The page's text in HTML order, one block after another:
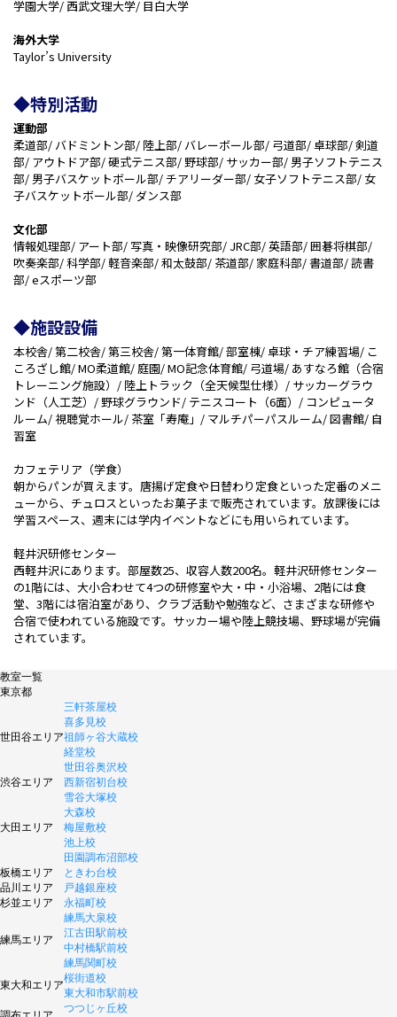
学園大学/ 西武文理大学/ 目白大学
海外大学
Taylor’s University
◆特別活動
運動部
柔道部/ バドミントン部/ 陸上部/ バレーボール部/ 弓道部/ 卓球部/ 剣道
部/ アウトドア部/ 硬式テニス部/ 野球部/ サッカー部/ 男子ソフトテニス
部/ 男子バスケットボール部/ チアリーダー部/ 女子ソフトテニス部/ 女
子バスケットボール部/ ダンス部
文化部
情報処理部/ アート部/ 写真・映像研究部/ JRC部/ 英語部/ 囲碁将棋部/
吹奏楽部/ 科学部/ 軽音楽部/ 和太鼓部/ 茶道部/ 家庭科部/ 書道部/ 読書
部/ eスポーツ部
◆施設設備
本校舎/ 第二校舎/ 第三校舎/ 第一体育館/ 部室棟/ 卓球・チア練習場/ こ
ころざし館/ MO柔道館/ 庭園/ MO記念体育館/ 弓道場/ あすなろ館（合宿
トレーニング施設）/ 陸上トラック（全天候型仕様）/ サッカーグラウ
ンド（人工芝）/ 野球グラウンド/ テニスコート（6面）/ コンピュータ
ルーム/ 視聴覚ホール/ 茶室「寿庵」/ マルチパーパスルーム/ 図書館/ 自
習室
カフェテリア（学食）
朝からパンが買えます。唐揚げ定食や日替わり定食といった定番のメニ
ューから、チュロスといったお菓子まで販売されています。放課後には
学習スペース、週末には学内イベントなどにも用いられています。
軽井沢研修センター
西軽井沢にあります。部屋数25、収容人数200名。軽井沢研修センター
の1階には、大小合わせて4つの研修室や大・中・小浴場、2階には食
堂、3階には宿泊室があり、クラブ活動や勉強など、さまざまな研修や
合宿で使われている施設です。サッカー場や陸上競技場、野球場が完備
されています。
教室一覧
東京都
世田谷エリア
三軒茶屋校
喜多見校
祖師ヶ谷大蔵校
経堂校
世田谷奥沢校
渋谷エリア
西新宿初台校
大田エリア
雪谷大塚校
大森校
梅屋敷校
池上校
田園調布沼部校
板橋エリア
ときわ台校
品川エリア
戸越銀座校
杉並エリア
永福町校
練馬エリア
練馬大泉校
江古田駅前校
中村橋駅前校
練馬関町校
東大和エリア
桜街道校
東大和市駅前校
つつじヶ丘校